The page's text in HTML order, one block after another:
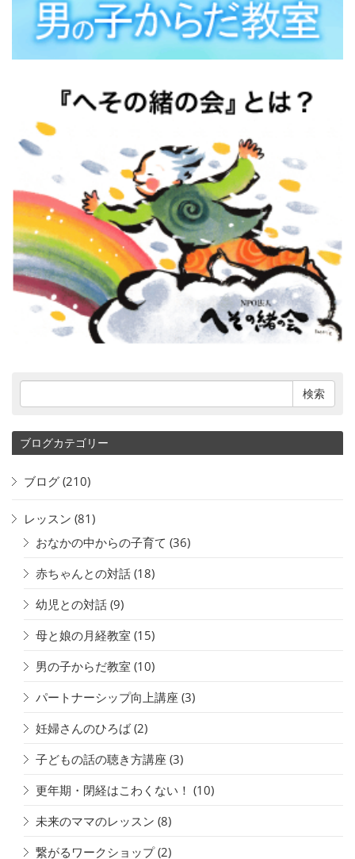
ブログカテゴリー
ブログ (210)
レッスン (81)
おなかの中からの子育て (36)
赤ちゃんとの対話 (18)
幼児との対話 (9)
母と娘の月経教室 (15)
男の子からだ教室 (10)
パートナーシップ向上講座 (3)
妊婦さんのひろば(2)
子どもの話の聴き方講座 (3)
更年期・閉経はこわくない！ (10)
未来のママのレッスン (8)
繋がるワークショップ(2)